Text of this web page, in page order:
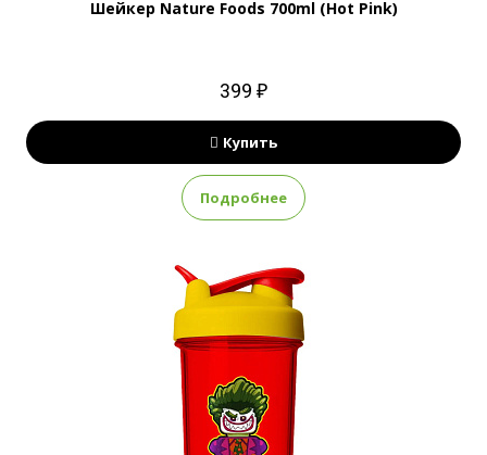
Шейкер Nature Foods 700ml (Hot Pink)
399 ₽
Купить
Подробнее